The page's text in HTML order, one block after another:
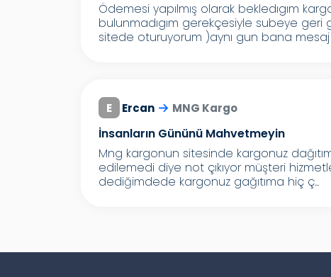
Ödemesi yapılmış olarak bekledıgım
bulunmadıgım gerekçesiyle subeye
sitede oturuyorum )aynı gun bana mesaj
E Ercan MNG Kargo
İnsanların Gününü Mahvetmeyin
Mng kargonun sitesinde kargonuz
edilemedi diye not çıkıyor müşteri
dediğimdede kargonuz gağıtıma hiç ç...